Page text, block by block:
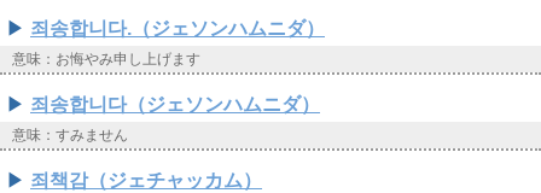
죄송합니다.（ジェソンハムニダ）
意味：お悔やみ申し上げます
죄송합니다（ジェソンハムニダ）
意味：すみません
죄책감（ジェチャッカム）